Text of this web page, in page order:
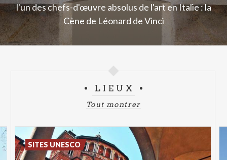
l'un des chefs-d'œuvre absolus de l'art en Italie : la
Cène de Léonard de Vinci
LIEUX
Tout montrer
SITES UNESCO